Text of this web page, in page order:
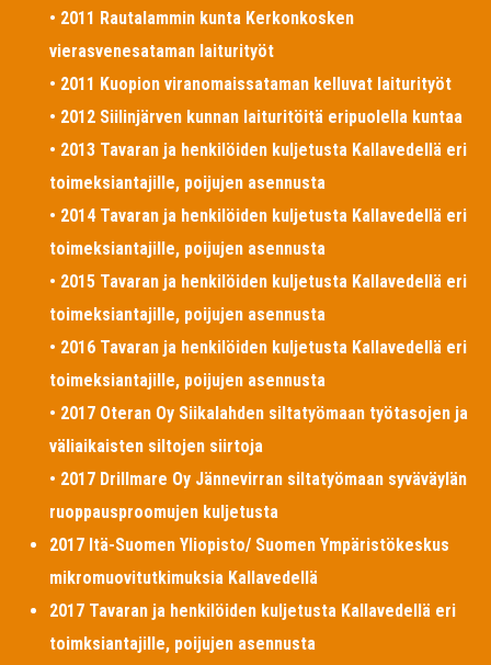
• 2011 Rautalammin kunta Kerkonkosken
vierasvenesataman laiturityöt
• 2011 Kuopion viranomaissataman kelluvat laiturityöt
• 2012 Siilinjärven kunnan laituritöitä eripuolella kuntaa
• 2013 Tavaran ja henkilöiden kuljetusta Kallavedellä eri
toimeksiantajille, poijujen asennusta
• 2014 Tavaran ja henkilöiden kuljetusta Kallavedellä eri
toimeksiantajille, poijujen asennusta
• 2015 Tavaran ja henkilöiden kuljetusta Kallavedellä eri
toimeksiantajille, poijujen asennusta
• 2016 Tavaran ja henkilöiden kuljetusta Kallavedellä eri
toimeksiantajille, poijujen asennusta
• 2017 Oteran Oy Siikalahden siltatyömaan työtasojen ja
väliaikaisten siltojen siirtoja
• 2017 Drillmare Oy Jännevirran siltatyömaan syväväylän
ruoppausproomujen kuljetusta
2017 Itä-Suomen Yliopisto/ Suomen Ympäristökeskus
mikromuovitutkimuksia Kallavedellä
2017 Tavaran ja henkilöiden kuljetusta Kallavedellä eri
toimksiantajille, poijujen asennusta